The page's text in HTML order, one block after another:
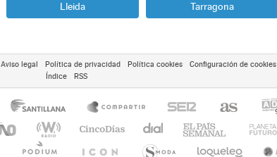
Lleida Tarragona
Aviso legal Política de privacidad Política cookies Configuración de cookies
Índice
RSS